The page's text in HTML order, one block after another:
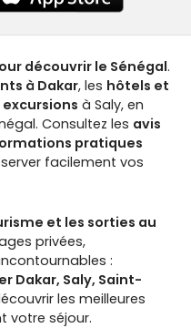
découvrir le Sénégal.
à Dakar, les hôtels et
à Saly, en
Consultez les avis
pratiques
facilement vos
et les sorties au
privées,
:
Dakar, Saly, Saint-
les meilleures
votre séjour.